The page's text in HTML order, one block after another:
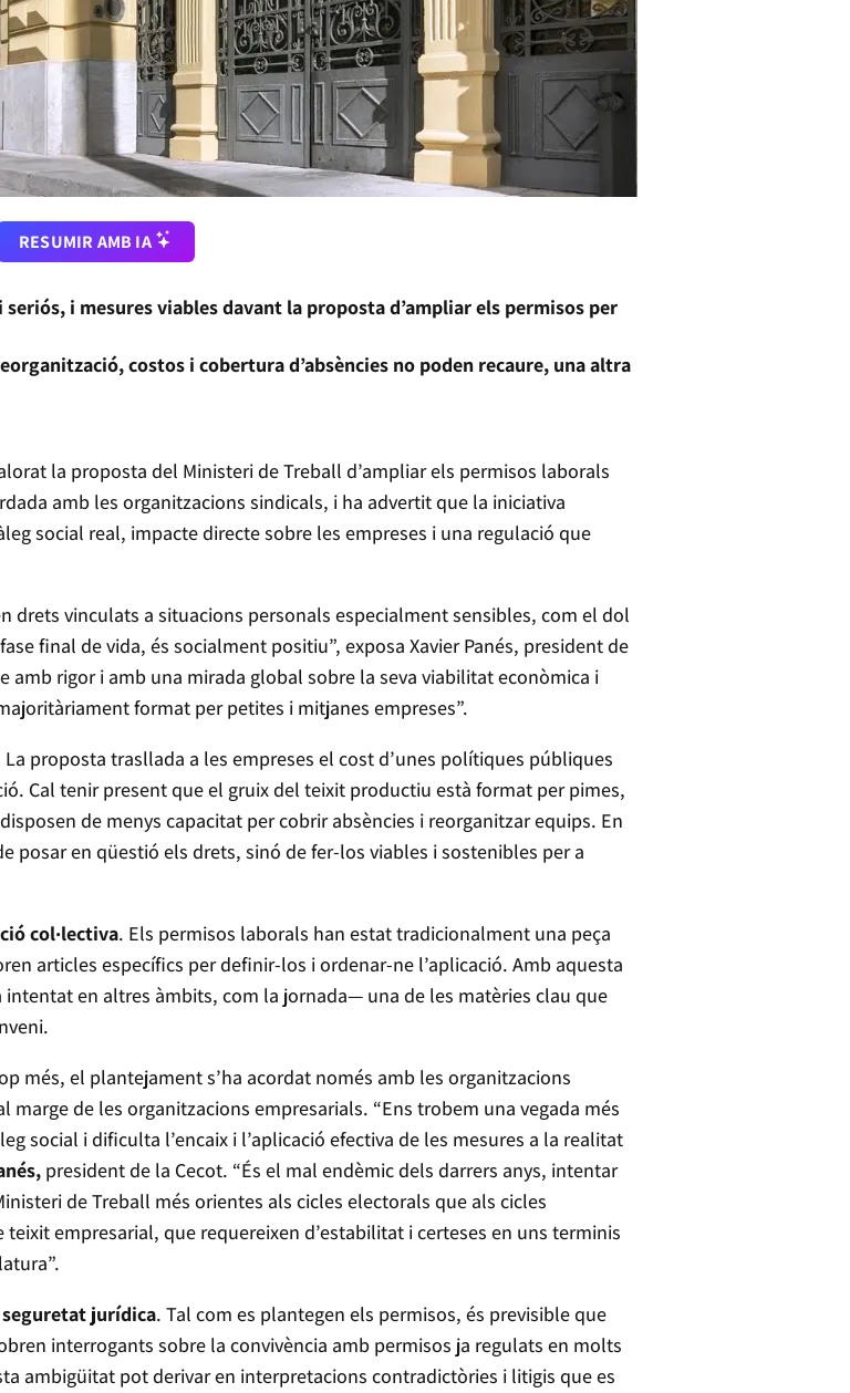
RESUMIR AMB IA
i mesures viables davant la proposta d’ampliar els permisos per
costos i cobertura d’absències no poden recaure, una altra
la proposta del Ministeri de Treball d’ampliar els permisos laborals
amb les organitzacions sindicals, i ha advertit que la iniciativa
social real, impacte directe sobre les empreses i una regulació que
drets vinculats a situacions personals especialment sensibles, com el dol
final de vida, és socialment positiu”, exposa Xavier Panés, president de
amb rigor i amb una mirada global sobre la seva viabilitat econòmica i
format per petites i mitjanes empreses”.
La proposta trasllada a les empreses el cost d’unes polítiques públiques
Cal tenir present que el gruix del teixit productiu està format per pimes,
de menys capacitat per cobrir absències i reorganitzar equips. En
posar en qüestió els drets, sinó de fer-los viables i sostenibles per a
col·lectiva. Els permisos laborals han estat tradicionalment una peça
articles específics per definir-los i ordenar-ne l’aplicació. Amb aquesta
en altres àmbits, com la jornada— una de les matèries clau que
més, el plantejament s’ha acordat només amb les organitzacions
de les organitzacions empresarials. “Ens trobem una vegada més
social i dificulta l’encaix i l’aplicació efectiva de les mesures a la realitat
president de la Cecot. “És el mal endèmic dels darrers anys, intentar
de Treball més orientes als cicles electorals que als cicles
empresarial, que requereixen d’estabilitat i certeses en uns terminis
jurídica. Tal com es plantegen els permisos, és previsible que
interrogants sobre la convivència amb permisos ja regulats en molts
ambigüitat pot derivar en interpretacions contradictòries i litigis que es